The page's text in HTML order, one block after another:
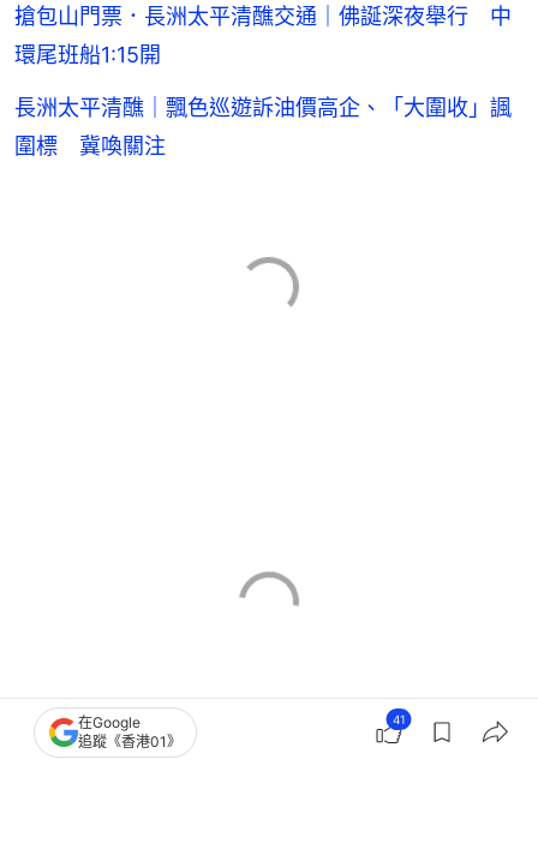
搶包山門票．長洲太平清醮交通｜佛誕深夜舉行 中
環尾班船1:15開
長洲太平清醮｜飄色巡遊訴油價高企、「大圍收」諷
圍標 冀喚關注
在Google
追蹤《香港01》
41